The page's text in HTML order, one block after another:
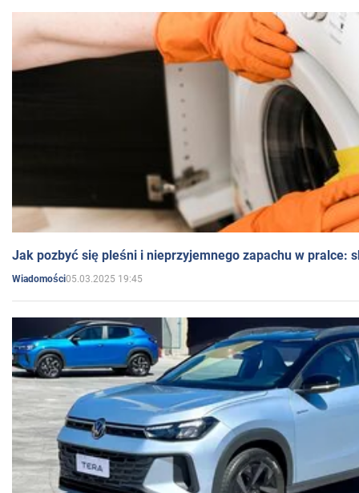
Jak pozbyć się pleśni i nieprzyjemnego zapachu w pralce:
Wiadomości05.03.2025 19:45